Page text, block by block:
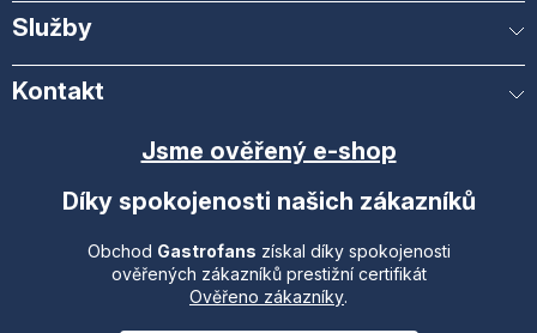
Služby
Kontakt
Jsme ověřený e-shop
Díky spokojenosti našich zákazníků
Obchod Gastrofans získal díky spokojenosti
ověřených zákazníků prestižní certifikát
Ověřeno zákazníky.